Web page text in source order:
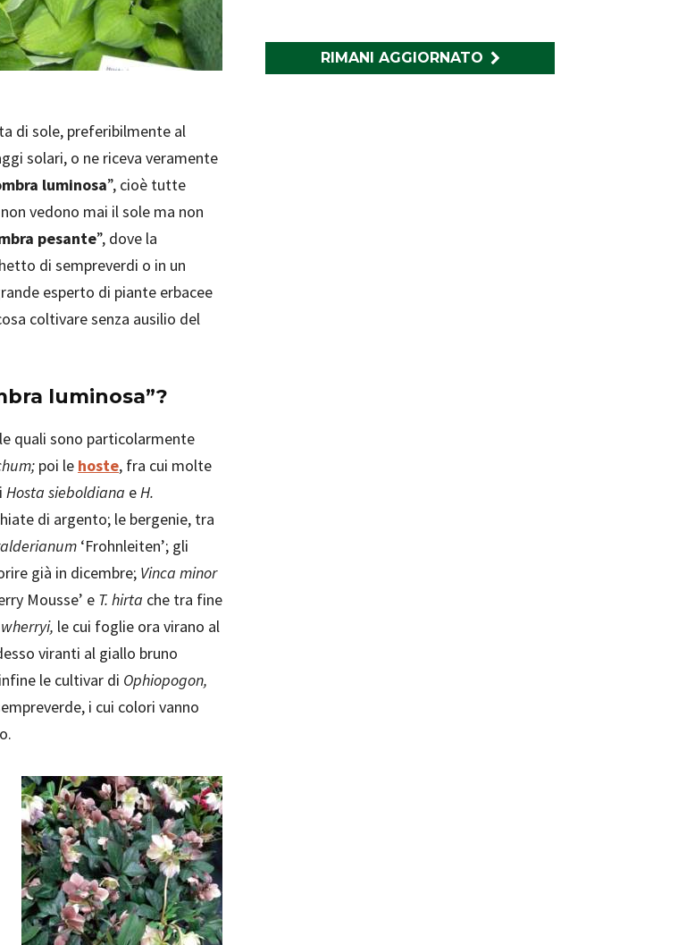
di sole, preferibilmente al
solari, o ne riceva veramente
luminosa”, cioè tutte
vedono mai il sole ma non
pesante”, dove la
di sempreverdi o in un
esperto di piante erbacee
coltivare senza ausilio del
luminosa”?
quali sono particolarmente
poi le hoste, fra cui molte
Hosta sieboldiana eH.
di argento; le bergenie, tra
‘Frohnleiten’; gli
già in dicembre; Vinca minor
Mousse’ e T. hirta che tra fine
le cui foglie ora virano al
viranti al giallo bruno
le cultivar di Ophiopogon,
i cui colori vanno
RIMANI AGGIORNATO